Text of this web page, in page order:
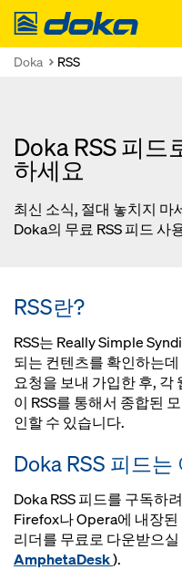
Doka
Doka RSS
Doka RSS 피드
하세요
최신 소식, 절대 놓치지 마
Doka의 무료 RSS 피드 사
RSS란?
RSS는 Really Simple
되는 컨텐츠를 확인하는
요청을 보내 가입한 후, 각
이 RSS를 통해서 종합된
인할 수 있습니다.
Doka RSS 피드
Doka RSS 피드를 구독하
Firefox나 Opera에 내장
리더를 무료로 다운받으
AmphetaDesk).